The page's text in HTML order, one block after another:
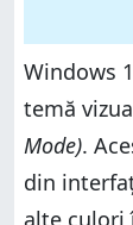
Windows
temă
Mode).
din